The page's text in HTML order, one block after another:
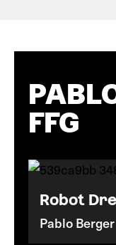
FFG
Robot
Pablo Berger